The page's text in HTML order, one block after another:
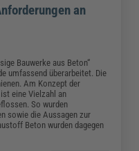
an
Bauwerke aus Beton“
umfassend überarbeitet. Die
Am Konzept der
eine Vielzahl an
So wurden
sowie die Aussagen zur
Beton wurden dagegen